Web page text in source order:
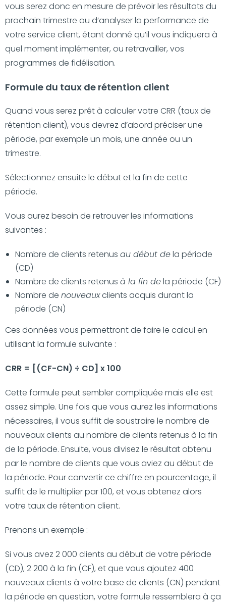
vous serez donc en mesure de prévoir les résultats du
prochain trimestre ou d’analyser la performance de
votre service client, étant donné qu’il vous indiquera à
quel moment implémenter, ou retravailler, vos
programmes de fidélisation.
Formule du taux de rétention client
Quand vous serez prêt à calculer votre CRR (taux de
rétention client), vous devrez d’abord préciser une
période, par exemple un mois, une année ou un
trimestre.
Sélectionnez ensuite le début et la fin de cette
période.
Vous aurez besoin de retrouver les informations
suivantes :
Nombre de clients retenus au début dela période
(CD)
Nombre de clients retenus à la fin dela période (CF)
Nombre de nouveauxclients acquis durant la
période (CN)
Ces données vous permettront de faire le calcul en
utilisant la formule suivante :
CRR = [(CF-CN) ÷ CD] x 100
Cette formule peut sembler compliquée mais elle est
assez simple. Une fois que vous aurez les informations
nécessaires, il vous suffit de soustraire le nombre de
nouveaux clients au nombre de clients retenus à la fin
de la période. Ensuite, vous divisez le résultat obtenu
par le nombre de clients que vous aviez au début de
la période. Pour convertir ce chiffre en pourcentage, il
suffit de le multiplier par 100, et vous obtenez alors
votre taux de rétention client.
Prenons un exemple :
Si vous avez 2 000 clients au début de votre période
(CD), 2 200 à la fin (CF), et que vous ajoutez 400
nouveaux clients à votre base de clients (CN) pendant
la période en question, votre formule ressemblera à ça